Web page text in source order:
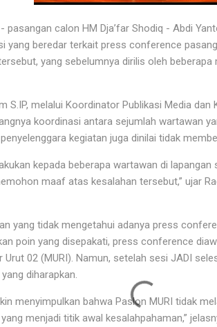
- pasangan calon HM Dja’far Shodiq - Abdi
beredar terkait press conference
yang sebelumnya dirilis oleh
S.IP, melalui Koordinator Publikasi Media
koordinasi antara sejumlah wartawan
kegiatan juga dinilai tidak
kepada beberapa wartawan di
maaf atas kesalahan tersebut,” ujar
yang tidak mengetahui adanya press
poin yang disepakati, press conference
02 (MURI). Namun, setelah sesi JADI
diharapkan.
menyimpulkan bahwa Paslon MURI tidak
menjadi titik awal kesalahpahaman,”